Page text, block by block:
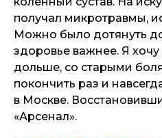
получал микротравмы,
Можно было дотянуть
здоровье важнее. Я
дольше, со старыми
покончить раз и
в Москве.
«Арсенал».